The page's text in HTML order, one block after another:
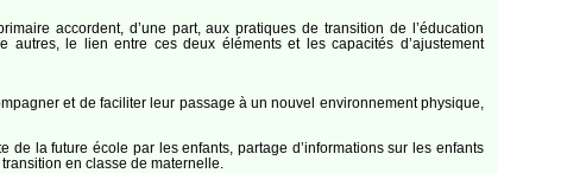
accordent, d’une part, aux pratiques de transition de l’éducation
autres, le lien entre ces deux éléments et les capacités d’ajustement
et de faciliter leur passage à un nouvel environnement physique,
la future école par les enfants, partage d’informations sur les enfants
en classe de maternelle.